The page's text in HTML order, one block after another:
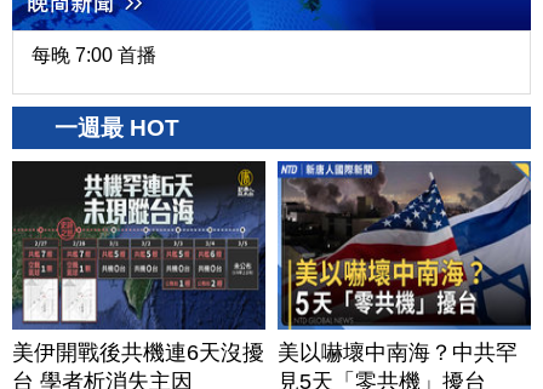
每晚 7:00 首播
一週最 HOT
美伊開戰後共機連6天沒擾
台 學者析消失主因
美以嚇壞中南海？中共罕
見5天「零共機」擾台